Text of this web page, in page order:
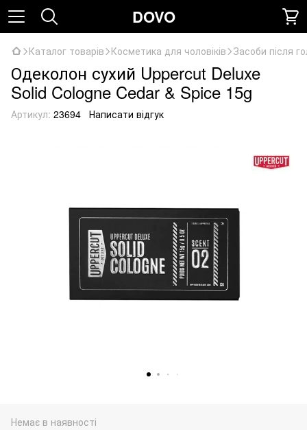
DOVO
Каталог товарів Косметика для чоловіків Засоби після
Одеколон сухий Uppercut Deluxe
Solid Cologne Cedar & Spice 15g
Артикул: 23694 Написати відгук
Немає в наявності